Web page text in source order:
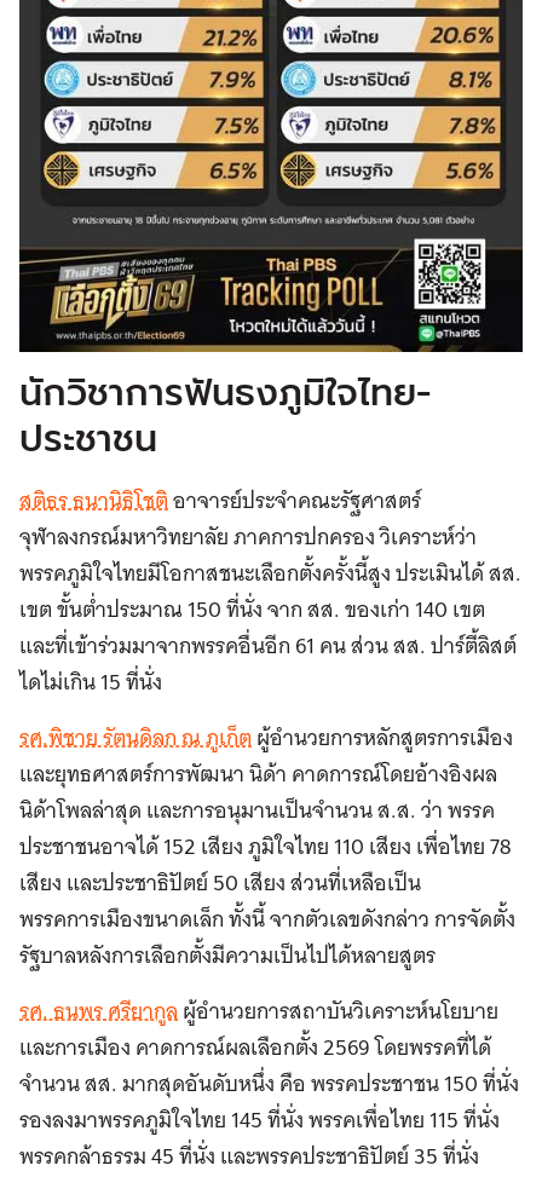
นักวิชาการฟันธงภูมิใจไทย-
ประชาชน
สติธร ธนานิธิโชติอาจารย์ประจำคณะรัฐศาสตร์
จุฬาลงกรณ์มหาวิทยาลัย ภาคการปกครอง วิเคราะห์ว่า
พรรคภูมิใจไทยมีโอกาสชนะเลือกตั้งครั้งนี้สูง ประเมินได้ สส.
เขต ขั้นต่ำประมาณ 150 ที่นั่ง จาก สส. ของเก่า 140 เขต
และที่เข้าร่วมมาจากพรรคอื่นอีก 61 คน ส่วน สส. ปาร์ตี้ลิสต์
ไดไม่เกิน 15 ที่นั่ง
รศ.พิชาย รัตนดิลก ณ ภูเก็ตผู้อำนวยการหลักสูตรการเมือง
และยุทธศาสตร์การพัฒนา นิด้า คาดการณ์โดยอ้างอิงผล
นิด้าโพลล่าสุด และการอนุมานเป็นจำนวน ส.ส. ว่า พรรค
ประชาชนอาจได้ 152 เสียง ภูมิใจไทย 110 เสียง เพื่อไทย 78
เสียง และประชาธิปัตย์ 50 เสียง ส่วนที่เหลือเป็น
พรรคการเมืองขนาดเล็ก ทั้งนี้ จากตัวเลขดังกล่าว การจัดตั้ง
รัฐบาลหลังการเลือกตั้งมีความเป็นไปได้หลายสูตร
รศ. ธนพร ศรียากูลผู้อำนวยการสถาบันวิเคราะห์นโยบาย
และการเมือง คาดการณ์ผลเลือกตั้ง 2569 โดยพรรคที่ได้
จำนวน สส. มากสุดอันดับหนึ่ง คือ พรรคประชาชน 150 ที่นั่ง
รองลงมาพรรคภูมิใจไทย 145 ที่นั่ง พรรคเพื่อไทย 115 ที่นั่ง
พรรคกล้าธรรม 45 ที่นั่ง และพรรคประชาธิปัตย์ 35 ที่นั่ง